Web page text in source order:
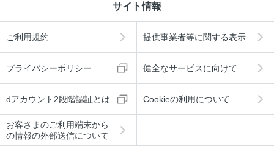
サイト情報
ご利用規約 提供事業者等に関する表示
プライバシーポリシー 健全なサービスに向けて
dアカウント2段階認証とは Cookieの利用について
お客さまのご利用端末から
の情報の外部送信について